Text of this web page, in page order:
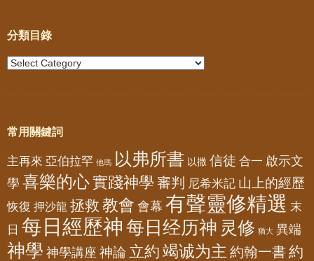
分類目錄
常用關鍵詞
主再來 亞伯拉罕 他瑪 以弗所書 以撒 信徒 合一 啟示文
學 喜樂的心實踐神學 審判 尼希米記 山上的經歷
恢復 押沙龍 拯救 教會 會幕 有聲靈修精選 末
日 每日經歷神 每日经历神 灵修 猶大 異端
神學 神學講座 神論 立約 竭诚为主 約翰一書 約